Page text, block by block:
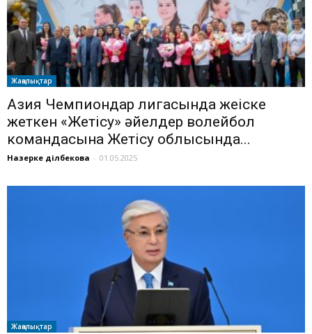
Жаңалықтар
Азия Чемпиондар лигасында жеңіске
жеткен «Жетісу» әйелдер волейбол
командасына Жетісу облысында...
Назерке Әділбекова - 01.05.2025
Жаңалықтар